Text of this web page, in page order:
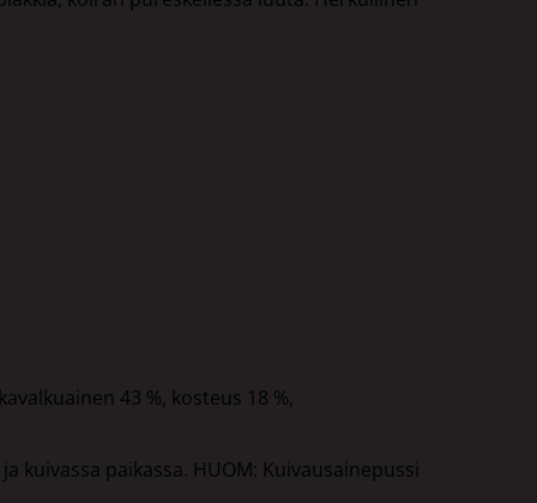
43 %, kosteus 18 %,
kuivassa paikassa. HUOM: Kuivausainepussi